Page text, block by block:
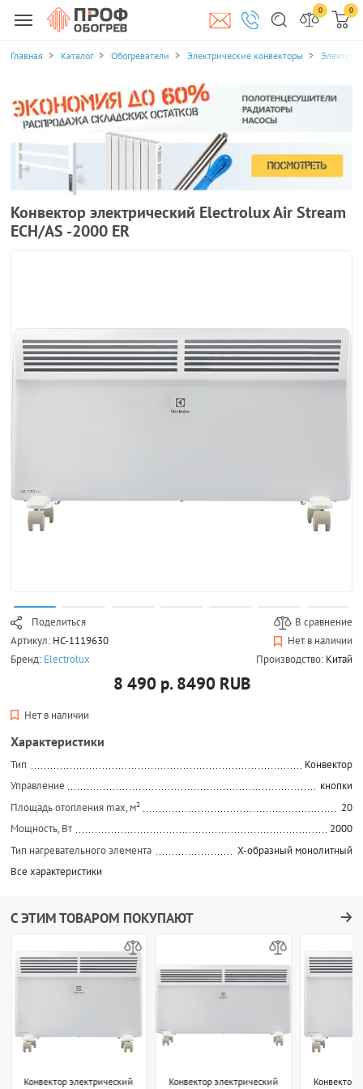
0 0
Главная Каталог Обогреватели Электрические конвекторы
Конвектор электрический Electrolux Air Stream
ECH/AS -2000 ER
Поделиться
В сравнение
Артикул: НС-1119630
Нет в наличии
Бренд: Electrolux Производство: Китай
8 490 р. 8490 RUB
Нет в наличии
Характеристики
Тип
Конвектор
Управление
кнопки
Площадь отопления max, м²
20
Мощность, Вт
2000
Тип нагревательного элемента
Х-образный монолитный
Все характеристики
С ЭТИМ ТОВАРОМ ПОКУПАЮТ
Конвектор электрический
Конвектор электрический
Конвектор